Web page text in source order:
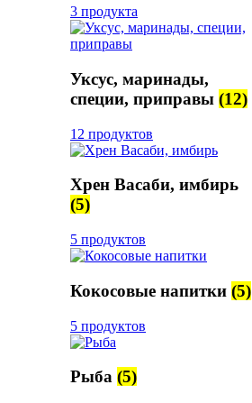
3 продукта
Уксус, маринады,
специи, приправы (12)
12 продуктов
Хрен Васаби, имбирь
(5)
5 продуктов
Кокосовые напитки (5)
5 продуктов
Рыба (5)